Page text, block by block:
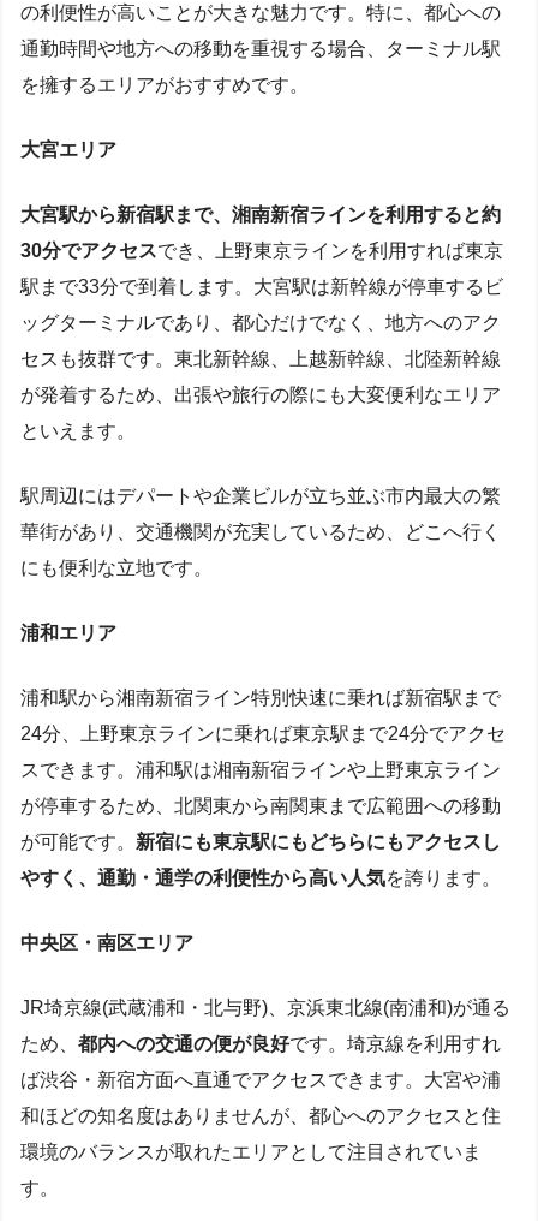
の利便性が高いことが大きな魅力です。特に、都心への
通勤時間や地方への移動を重視する場合、ターミナル駅
を擁するエリアがおすすめです。
大宮エリア
大宮駅から新宿駅まで、湘南新宿ラインを利用すると約
30分でアクセスでき、上野東京ラインを利用すれば東京
駅まで33分で到着します。大宮駅は新幹線が停車するビ
ッグターミナルであり、都心だけでなく、地方へのアク
セスも抜群です。東北新幹線、上越新幹線、北陸新幹線
が発着するため、出張や旅行の際にも大変便利なエリア
といえます。
駅周辺にはデパートや企業ビルが立ち並ぶ市内最大の繁
華街があり、交通機関が充実しているため、どこへ行く
にも便利な立地です。
浦和エリア
浦和駅から湘南新宿ライン特別快速に乗れば新宿駅まで
24分、上野東京ラインに乗れば東京駅まで24分でアクセ
スできます。浦和駅は湘南新宿ラインや上野東京ライン
が停車するため、北関東から南関東まで広範囲への移動
が可能です。 新宿にも東京駅にもどちらにもアクセスし
やすく、通勤・通学の利便性から高い人気を誇ります。
中央区・南区エリア
JR埼京線(武蔵浦和・北与野)、京浜東北線(南浦和)が通る
ため、 都内への交通の便が良好です。埼京線を利用すれ
ば渋谷・新宿方面へ直通でアクセスできます。大宮や浦
和ほどの知名度はありませんが、都心へのアクセスと住
環境のバランスが取れたエリアとして注目されていま
す。